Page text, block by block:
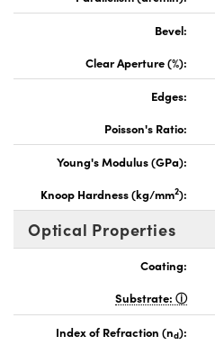
Bevel:
Clear Aperture (%):
Edges:
Poisson's Ratio:
Young's Modulus (GPa):
Knoop Hardness (kg/mm2):
Optical Properties
Coating:
Substrate:
Index of Refraction (nd):